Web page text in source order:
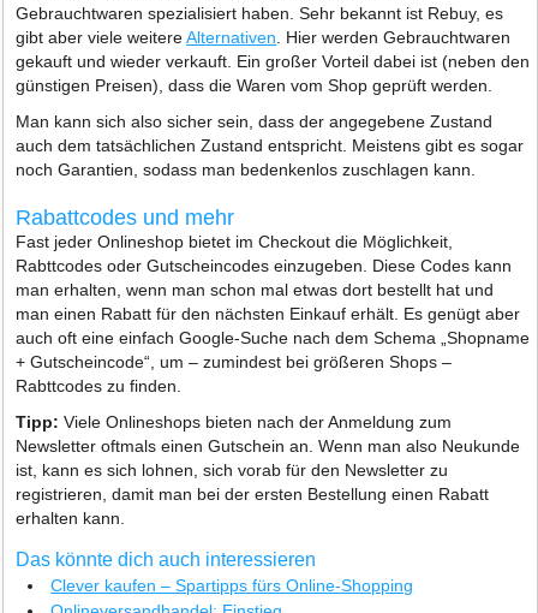
Gebrauchtwaren spezialisiert haben. Sehr bekannt ist Rebuy, es
gibt aber viele weitereAlternativen . Hier werden Gebrauchtwaren
gekauft und wieder verkauft. Ein großer Vorteil dabei ist (neben den
günstigen Preisen), dass die Waren vom Shop geprüft werden.
Man kann sich also sicher sein, dass der angegebene Zustand
auch dem tatsächlichen Zustand entspricht. Meistens gibt es sogar
noch Garantien, sodass man bedenkenlos zuschlagen kann.
Rabattcodes und mehr
Fast jeder Onlineshop bietet im Checkout die Möglichkeit,
Rabttcodes oder Gutscheincodes einzugeben. Diese Codes kann
man erhalten, wenn man schon mal etwas dort bestellt hat und
man einen Rabatt für den nächsten Einkauf erhält. Es genügt aber
auch oft eine einfach Google-Suche nach dem Schema „Shopname
+ Gutscheincode“, um – zumindest bei größeren Shops –
Rabttcodes zu finden.
Tipp: Viele Onlineshops bieten nach der Anmeldung zum
Newsletter oftmals einen Gutschein an. Wenn man also Neukunde
ist, kann es sich lohnen, sich vorab für den Newsletter zu
registrieren, damit man bei der ersten Bestellung einen Rabatt
erhalten kann.
Das könnte dich auch interessieren
Clever kaufen – Spartipps fürs Online-Shopping